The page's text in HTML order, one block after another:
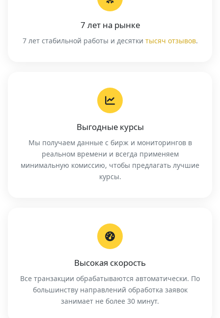
7 лет на рынке
7 лет стабильной работы и десятки тысяч отзывов.
Выгодные курсы
Мы получаем данные с бирж и мониторингов в
реальном времени и всегда применяем
минимальную комиссию, чтобы предлагать лучшие
курсы.
Высокая скорость
Все транзакции обрабатываются автоматически. По
большинству направлений обработка заявок
занимает не более 30 минут.